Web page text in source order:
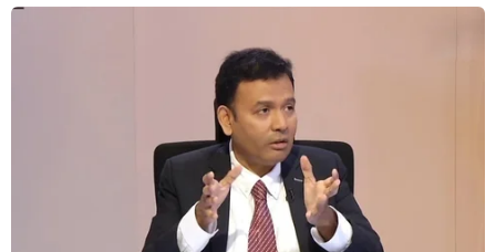
05/08/2026 09:58
Hà Nội xét xử ổ nhóm 50 đối tượng tổ
chức sử dụng ma túy trong quán